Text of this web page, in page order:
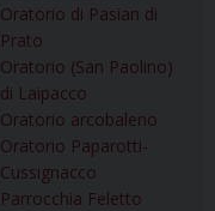
Oratorio di Pasian di
Prato
Oratorio (San Paolino)
di Laipacco
Oratorio arcobaleno
Oratorio Paparotti-
Cussignacco
Parrocchia Feletto